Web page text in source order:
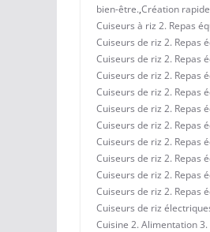
bien-être.,Création rapide
Cuiseurs à riz 2. Repas
Cuiseurs de riz 2. Repas
Cuiseurs de riz 2. Repas
Cuiseurs de riz 2. Repas
Cuiseurs de riz 2. Repas
Cuiseurs de riz 2. Repas
Cuiseurs de riz 2. Repas
Cuiseurs de riz 2. Repas
Cuiseurs de riz 2. Repas
Cuiseurs de riz 2. Repas
Cuiseurs de riz 2. Repas
Cuiseurs de riz
Cuisine 2. Alimentation